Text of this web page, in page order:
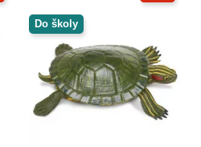
Do školy